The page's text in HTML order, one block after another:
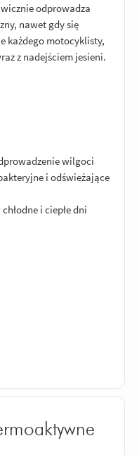
odprowadza
nawet gdy się
każdego motocyklisty,
z nadejściem jesieni.
wilgoci
i odświeżające
i ciepłe dni